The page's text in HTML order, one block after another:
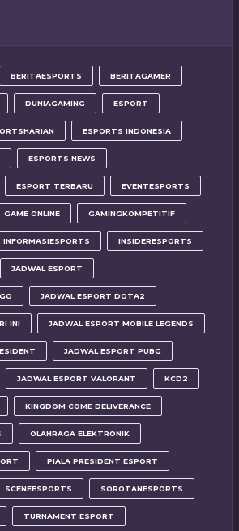
BERITAESPORTS BERITAGAMER
DUNIAGAMING ESPORT
ESPORTS INDONESIA
ESPORTS NEWS
ESPORT TERBARU EVENTESPORTS
GAME ONLINE GAMINGKOMPETITIF
INFORMASIESPORTS INSIDERESPORTS
JADWAL ESPORT
JADWAL ESPORT DOTA2
INI JADWAL ESPORT MOBILE LEGENDS
JADWAL ESPORT PUBG
JADWAL ESPORT VALORANT KCD2
KINGDOM COME DELIVERANCE
OLAHRAGA ELEKTRONIK
PIALA PRESIDENT ESPORT
SCENEESPORTS SOROTANESPORTS
TURNAMENT ESPORT